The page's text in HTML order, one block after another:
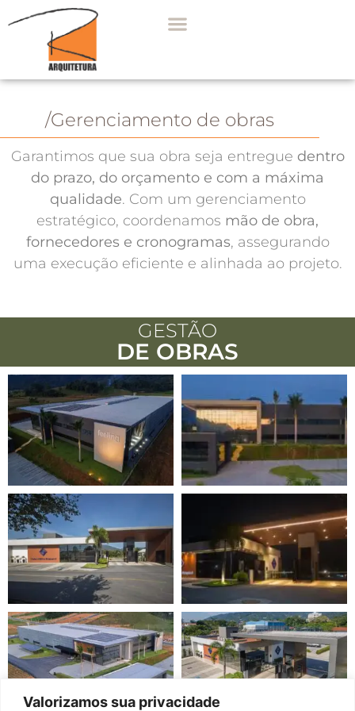
Valorizamos sua privacidade
/Gerenciamento de obras
Garantimos que sua obra seja entregue dentro
do prazo, do orçamento e com a máxima
qualidade. Com um gerenciamento
estratégico, coordenamos mão de obra,
fornecedores e cronogramas, assegurando
uma execução eficiente e alinhada ao projeto.
GESTÃO
DE OBRAS